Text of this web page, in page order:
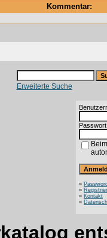
Kommentar:
Erweiterte Suche
»
»
» Kontakt
»